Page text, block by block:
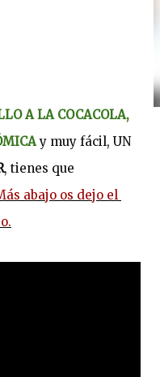
A LA COCACOLA,
y muy fácil, UN
, tienes que
abajo os dejo el